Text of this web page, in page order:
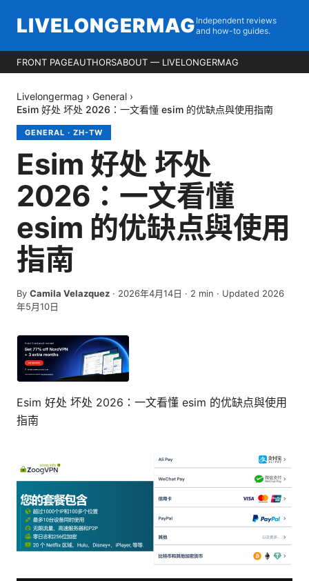
LIVELONGERMAG Independent reviews
and how-to guides.
FRONT PAGEAUTHORSABOUT — LIVELONGERMAG
Livelongermag › General ›
Esim 好处 坏处 2026：一文看懂 esim 的优缺点與使用指南
GENERAL · ZH-TW
Esim 好处 坏处
2026：一文看懂
esim 的优缺点與使用
指南
By Camila Velazquez · 2026年4月14日 · 2 min · Updated 2026
年5月10日
Esim 好处 坏处 2026：一文看懂 esim 的优缺点與使用
指南